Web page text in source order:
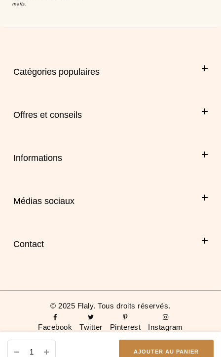
AJOUTER AU PANIER
mails.
Catégories populaires
Offres et conseils
Informations
Médias sociaux
Instagram
Contact
59 Rue de Ponthieu,
75008 Paris
FRANCE
© 2025 Flaly. Tous droits réservés.
Facebook Twitter Pinterest Instagram
0